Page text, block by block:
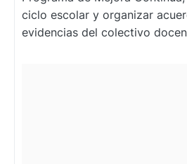
ciclo escolar y organizar
evidencias del colectivo